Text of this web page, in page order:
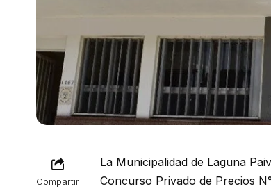
Compartir
La Municipalidad de Laguna
Concurso Privado de Precios